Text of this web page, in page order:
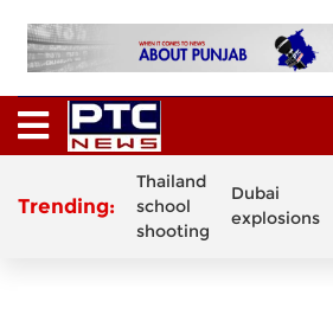
Trending:
Thailand
school
shooting
Dubai
explosions